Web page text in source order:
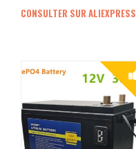
CONSULTER SUR ALIEXPRESS